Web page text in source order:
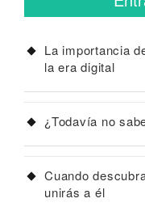
La importancia
la era digital
¿Todavía no
Cuando
unirás a él